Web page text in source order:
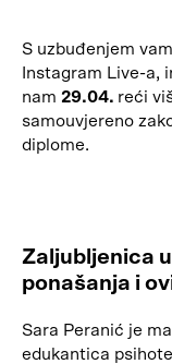
S uzbuđenjem
Instagram Live-a,
nam 29.04. reći
samouvjereno
diplome.
Zaljubljenica
ponašanja i
Sara Peranić je
edukantica